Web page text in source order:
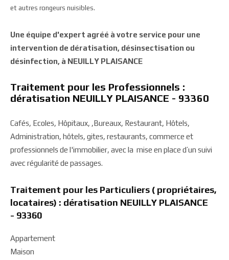
et autres rongeurs nuisibles.
Une équipe d'expert agréé à votre service pour une
intervention de dératisation, désinsectisation ou
désinfection, à NEUILLY PLAISANCE
Traitement pour les Professionnels :
dératisation NEUILLY PLAISANCE - 93360
Cafés, Ecoles, Hôpitaux, ,Bureaux, Restaurant, Hôtels,
Administration, hôtels, gites, restaurants, commerce et
professionnels de l'immobilier, avec la mise en place d’un suivi
avec régularité de passages.
Traitement pour les Particuliers ( propriétaires,
locataires) : dératisation NEUILLY PLAISANCE
- 93360
Appartement
Maison